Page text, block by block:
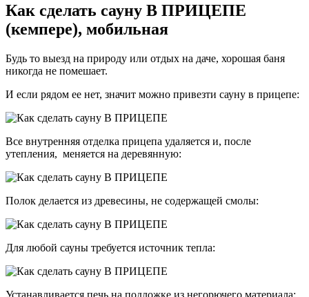
Как сделать сауну В ПРИЦЕПЕ
(кемпере), мобильная
Будь то выезд на природу или отдых на даче, хорошая баня
никогда не помешает.
И если рядом ее нет, значит можно привезти сауну в прицепе:
Все внутренняя отделка прицепа удаляется и, после
утепления, меняется на деревянную:
Полок делается из древесины, не содержащей смолы:
Для любой сауны требуется источник тепла:
Устанавливается печь на подложке из негорючего материала: